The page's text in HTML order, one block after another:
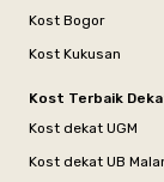
Kost Bogor
Kost Kukusan
Kost Terbaik
Kost dekat UGM
Kost dekat UB